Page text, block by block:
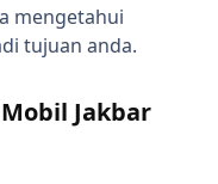
mengetahui
tujuan anda.
Jakbar